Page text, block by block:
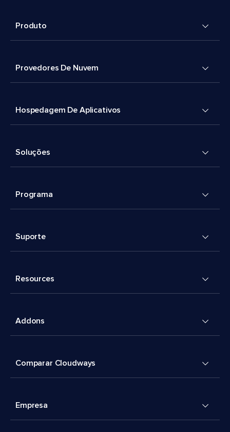
Produto
Provedores De Nuvem
Hospedagem De Aplicativos
Soluções
Programa
Suporte
Resources
Addons
Comparar Cloudways
Empresa